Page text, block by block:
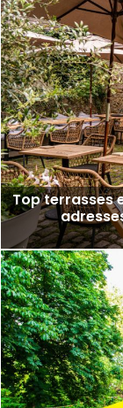
Top terrasses